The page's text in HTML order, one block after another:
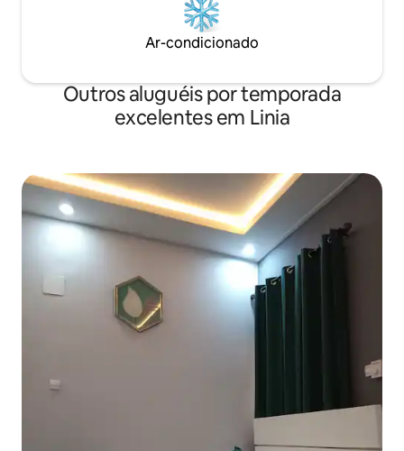
Ar-condicionado
Outros aluguéis por temporada
excelentes em Linia